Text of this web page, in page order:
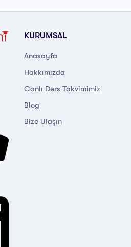
KURUMSAL
Anasayfa
Hakkımızda
Canlı Ders Takvimimiz
Blog
Bize Ulaşın